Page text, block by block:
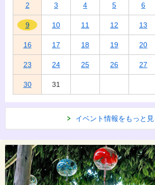
2 3 4 5 6
9 10 11 12 13
16 17 18 19 20
23 24 25 26 27
30 31
イベント情報をもっと見